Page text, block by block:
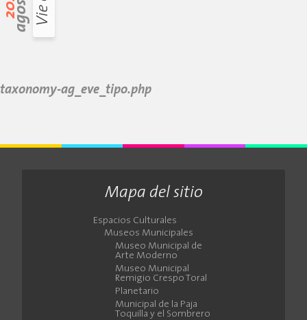
Vie
taxonomy-ag_eve_tipo.php
Mapa del sitio
Espacios Culturales
Museos Municipales
Museo Municipal de
Arte Moderno
Museo Municipal
Remigio Crespo Toral
Planetario
Municipal de la Paja
Toquilla y el Sombrero